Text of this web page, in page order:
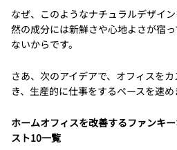
なぜ、このようなナチュラルデザイ
然の成分には新鮮さや心地よさが宿
ないからです。
さあ、次のアイデアで、オフィスを
き、生産的に仕事をするペースを速め
ホームオフィスを改善するファンキ
スト10一覧